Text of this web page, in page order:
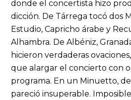
donde el concertista hizo
dicción. De Tárrega tocó dos
Estudio, Capricho árabe y
Alhambra. De Albéniz,
hicieron verdaderas
que alargar el concierto con
programa. En un Minuetto,
pareció insuperable.